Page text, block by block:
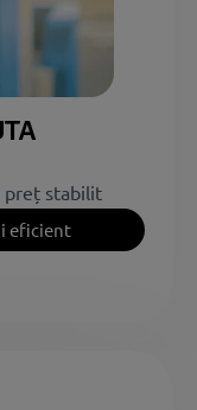
preț stabilit
eficient